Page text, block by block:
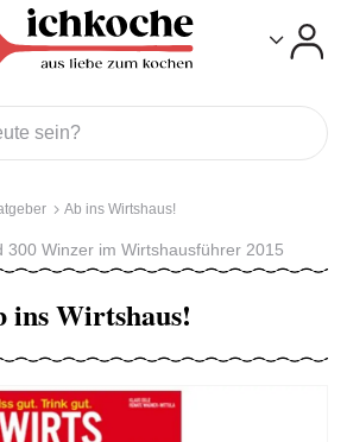
Ab ins Wirtshaus!
300 Winzer im Wirtshausführer 2015
ins Wirtshaus!